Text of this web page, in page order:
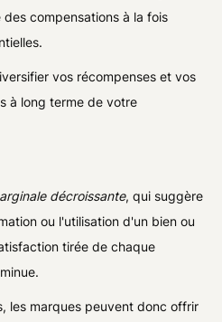
compensations à la fois
vos récompenses et vos
à long terme de votre
décroissante, qui suggère
ou l'utilisation d'un bien ou
tirée de chaque
les marques peuvent donc offrir